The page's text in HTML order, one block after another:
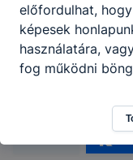
Ferenc
6600 Szentes,
előfordulhat,
képesek
használatára,
fog működni